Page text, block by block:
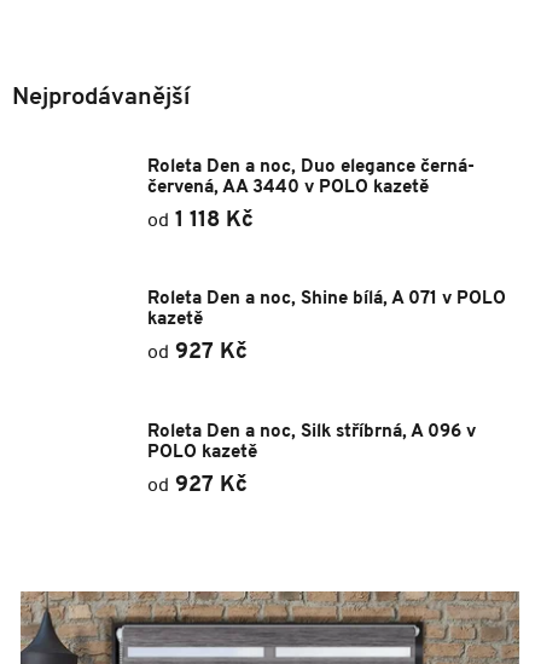
Nejprodávanější
Roleta Den a noc, Duo elegance černá-
červená, AA 3440 v POLO kazetě
od 1 118 Kč
Roleta Den a noc, Shine bílá, A 071 v POLO
kazetě
od 927 Kč
Roleta Den a noc, Silk stříbrná, A 096 v
POLO kazetě
od 927 Kč
ý
p